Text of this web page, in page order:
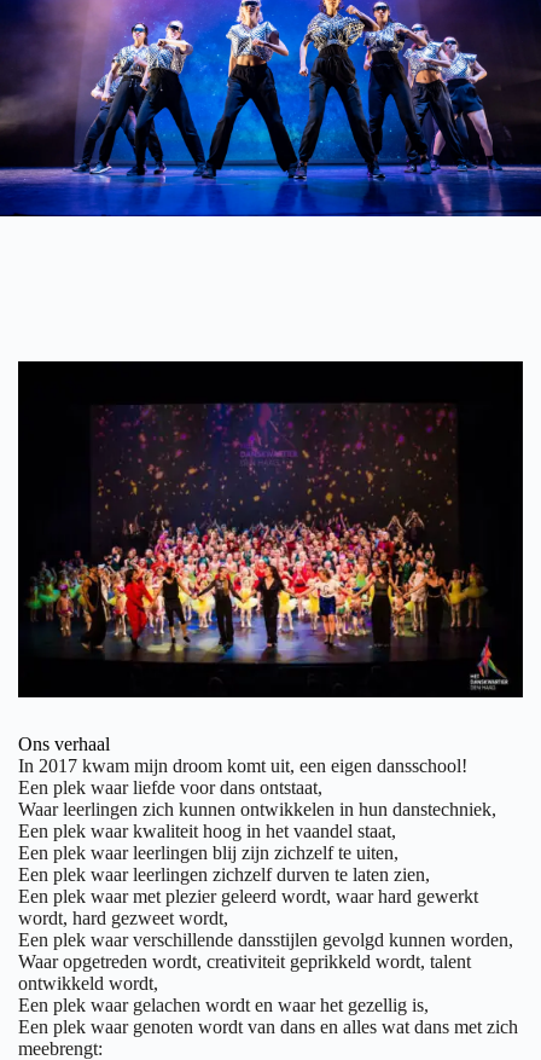
Ons verhaal
In 2017 kwam mijn droom komt uit, een eigen dansschool!
Een plek waar liefde voor dans ontstaat,
Waar leerlingen zich kunnen ontwikkelen in hun danstechniek,
Een plek waar kwaliteit hoog in het vaandel staat,
Een plek waar leerlingen blij zijn zichzelf te uiten,
Een plek waar leerlingen zichzelf durven te laten zien,
Een plek waar met plezier geleerd wordt, waar hard gewerkt
wordt, hard gezweet wordt,
Een plek waar verschillende dansstijlen gevolgd kunnen worden,
Waar opgetreden wordt, creativiteit geprikkeld wordt, talent
ontwikkeld wordt,
Een plek waar gelachen wordt en waar het gezellig is,
Een plek waar genoten wordt van dans en alles wat dans met zich
meebrengt: